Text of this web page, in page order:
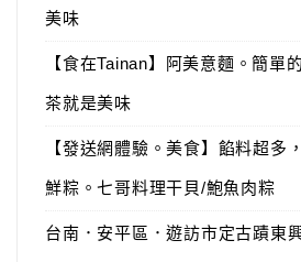
美味
【食在Tainan】阿美意麵。簡單
茶就是美味
【發送網體驗。美食】餡料超多
鮮粽。七哥料理干貝/鮑魚肉粽
台南．安平區．遊訪市定古蹟東